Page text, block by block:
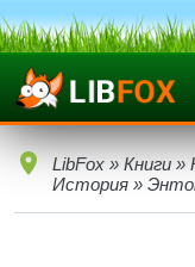
LibFox » Книги »
История »